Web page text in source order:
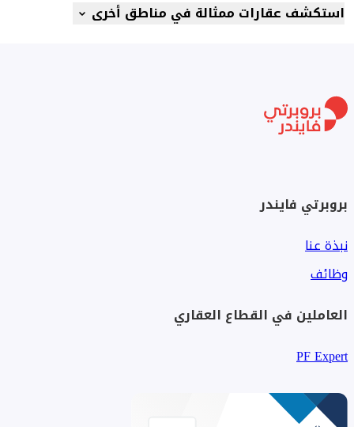
استكشف عقارات ممثالة في مناطق أخرى
بروبرتي فايندر
نبذة عنا
وظائف
العاملين في القطاع العقاري
PF Expert